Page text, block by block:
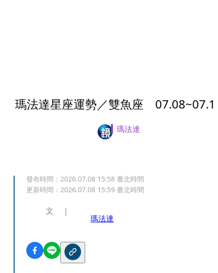
瑪法達星座運勢／雙魚座
瑪法達
發布時間： 2026.07.08 15:58 臺北時間
更新時間： 2026.07.08 15:59 臺北時間
文
瑪法達